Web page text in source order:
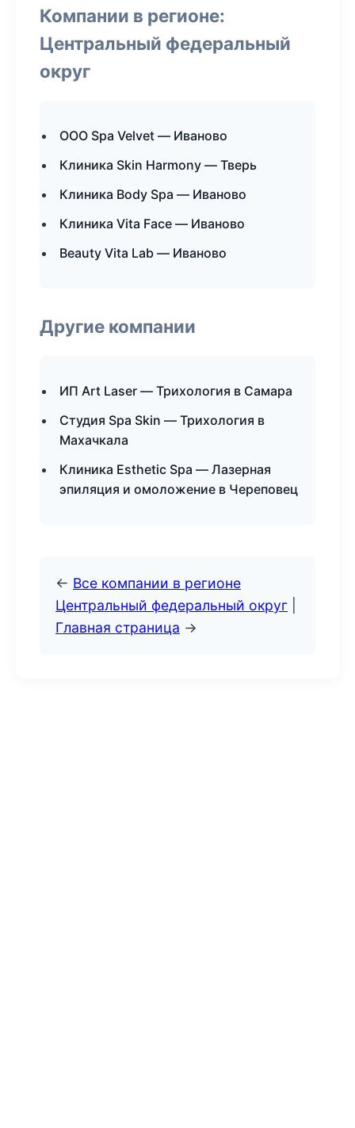
Компании в регионе:
Центральный федеральный
округ
ООО Spa Velvet — Иваново
Клиника Skin Harmony — Тверь
Клиника Body Spa — Иваново
Клиника Vita Face — Иваново
Beauty Vita Lab — Иваново
Другие компании
ИП Art Laser — Трихология в Самара
Студия Spa Skin — Трихология в
Махачкала
Клиника Esthetic Spa — Лазерная
эпиляция и омоложение в Череповец
← Все компании в регионе
Центральный федеральный округ
Главная страница →